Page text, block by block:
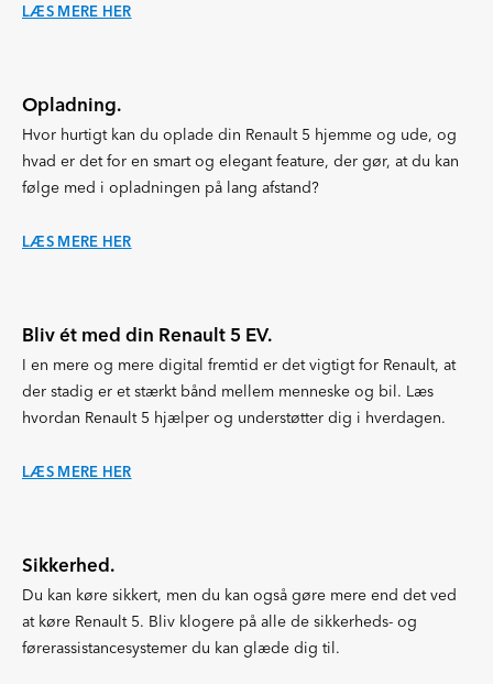
LÆS MERE HER
Opladning.
Hvor hurtigt kan du oplade din Renault 5 hjemme og ude, og
hvad er det for en smart og elegant feature, der gør, at du kan
følge med i opladningen på lang afstand?
LÆS MERE HER
Bliv ét med din Renault 5 EV.
I en mere og mere digital fremtid er det vigtigt for Renault, at
der stadig er et stærkt bånd mellem menneske og bil. Læs
hvordan Renault 5 hjælper og understøtter dig i hverdagen.
LÆS MERE HER
Sikkerhed.
Du kan køre sikkert, men du kan også gøre mere end det ved
at køre Renault 5. Bliv klogere på alle de sikkerheds- og
førerassistancesystemer du kan glæde dig til.